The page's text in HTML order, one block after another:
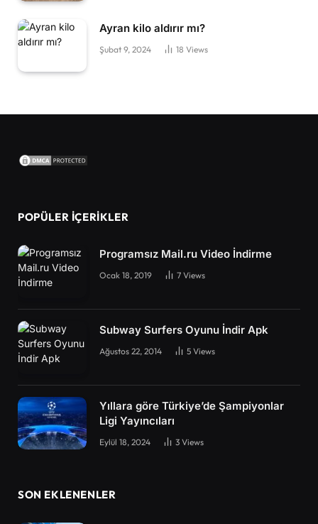
Ayran kilo aldırır mı?
Şubat 9, 2024 18 Views
POPÜLER İÇERIKLER
Programsız Mail.ru Video İndirme
Ocak 18, 2019 7 Views
Subway Surfers Oyunu İndir Apk
Ağustos 22, 2014 5 Views
Yıllara göre Türkiye’de Şampiyonlar
Ligi Yayıncıları
Eylül 18, 2024 3 Views
SON EKLENENLER